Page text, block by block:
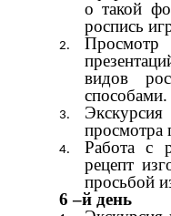
о такой
роспись
видов
способами.
просмотра
Работа с
рецепт
просьбой
6 –й день